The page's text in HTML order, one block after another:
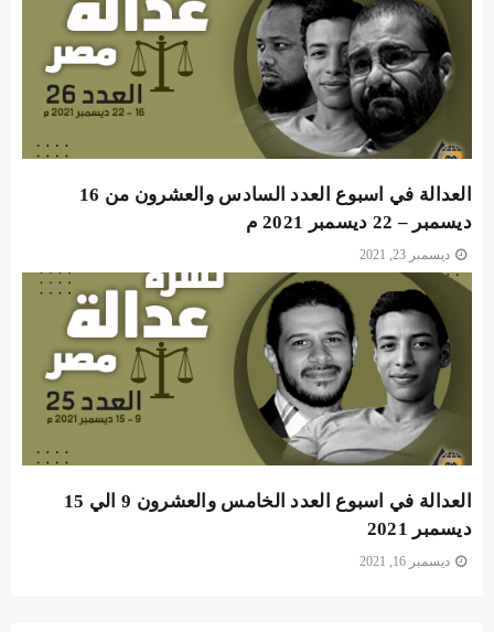
العدالة في اسبوع العدد السادس والعشرون من 16
ديسمبر – 22 ديسمبر 2021 م
ديسمبر 23, 2021
العدالة في اسبوع العدد الخامس والعشرون 9 الي 15
ديسمبر 2021
ديسمبر 16, 2021